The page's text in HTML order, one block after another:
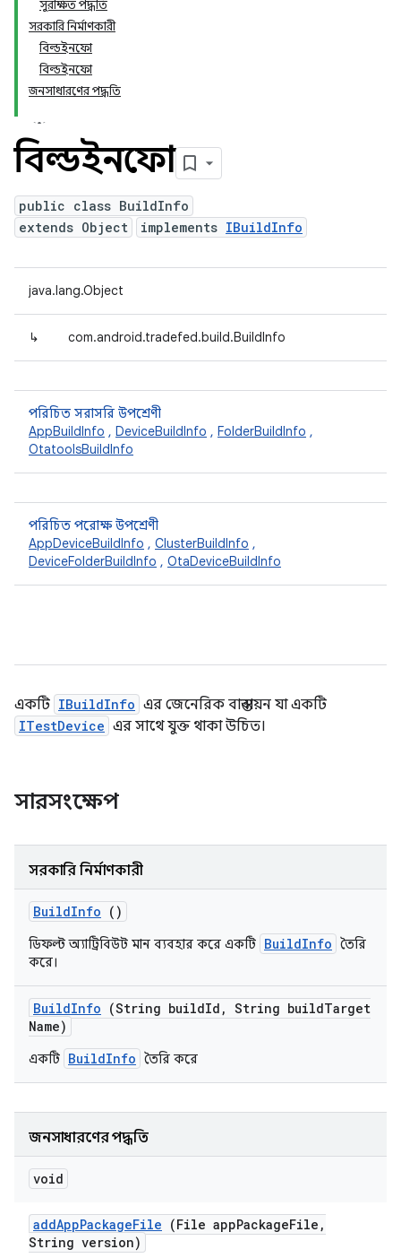
সুরক্ষিত পদ্ধতি
সরকারি নির্মাণকারী
বিল্ডইনফো
বিল্ডইনফো
জনসাধারণের পদ্ধতি
বিল্ডইনফো
public class BuildInfo
extends Object
implements IBuildInfo
java.lang.Object
↳ com.android.tradefed.build.BuildInfo
পরিচিত সরাসরি উপশ্রেণী
AppBuildInfo , DeviceBuildInfo , FolderBuildInfo ,
OtatoolsBuildInfo
পরিচিত পরোক্ষ উপশ্রেণী
AppDeviceBuildInfo , ClusterBuildInfo ,
DeviceFolderBuildInfo , OtaDeviceBuildInfo
একটি IBuildInfo এর জেনেরিক বাস্তবায়ন যা একটি
ITestDevice এর সাথে যুক্ত থাকা উচিত।
সারসংক্ষেপ
সরকারি নির্মাণকারী
BuildInfo ()
ডিফল্ট অ্যাট্রিবিউট মান ব্যবহার করে একটি BuildInfo তৈরি
করে।
BuildInfo (String buildId , String buildTarget
Name)
একটি BuildInfo তৈরি করে
জনসাধারণের পদ্ধতি
void
addAppPackageFile (File appPackageFile ,
String version)